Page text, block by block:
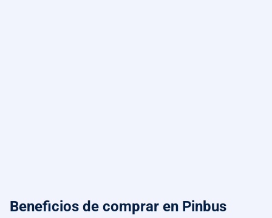
Beneficios de comprar en Pinbus